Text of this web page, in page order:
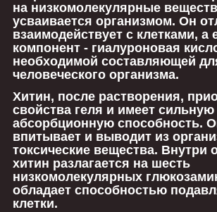
на низкомолекулярные
усваивается организмом. Он
взаимодействует с клетками, а
компонент - гиалуроновая
необходимой составляющей
человеческого организма.
Хитин, после растворения,
свойства геля и имеет сильную
абсорбционную способность.
впитывает и выводит из
токсические вещества. Внутри
хитин разлагается на шесть
низкомолекулярных
обладает способностью
клетки.